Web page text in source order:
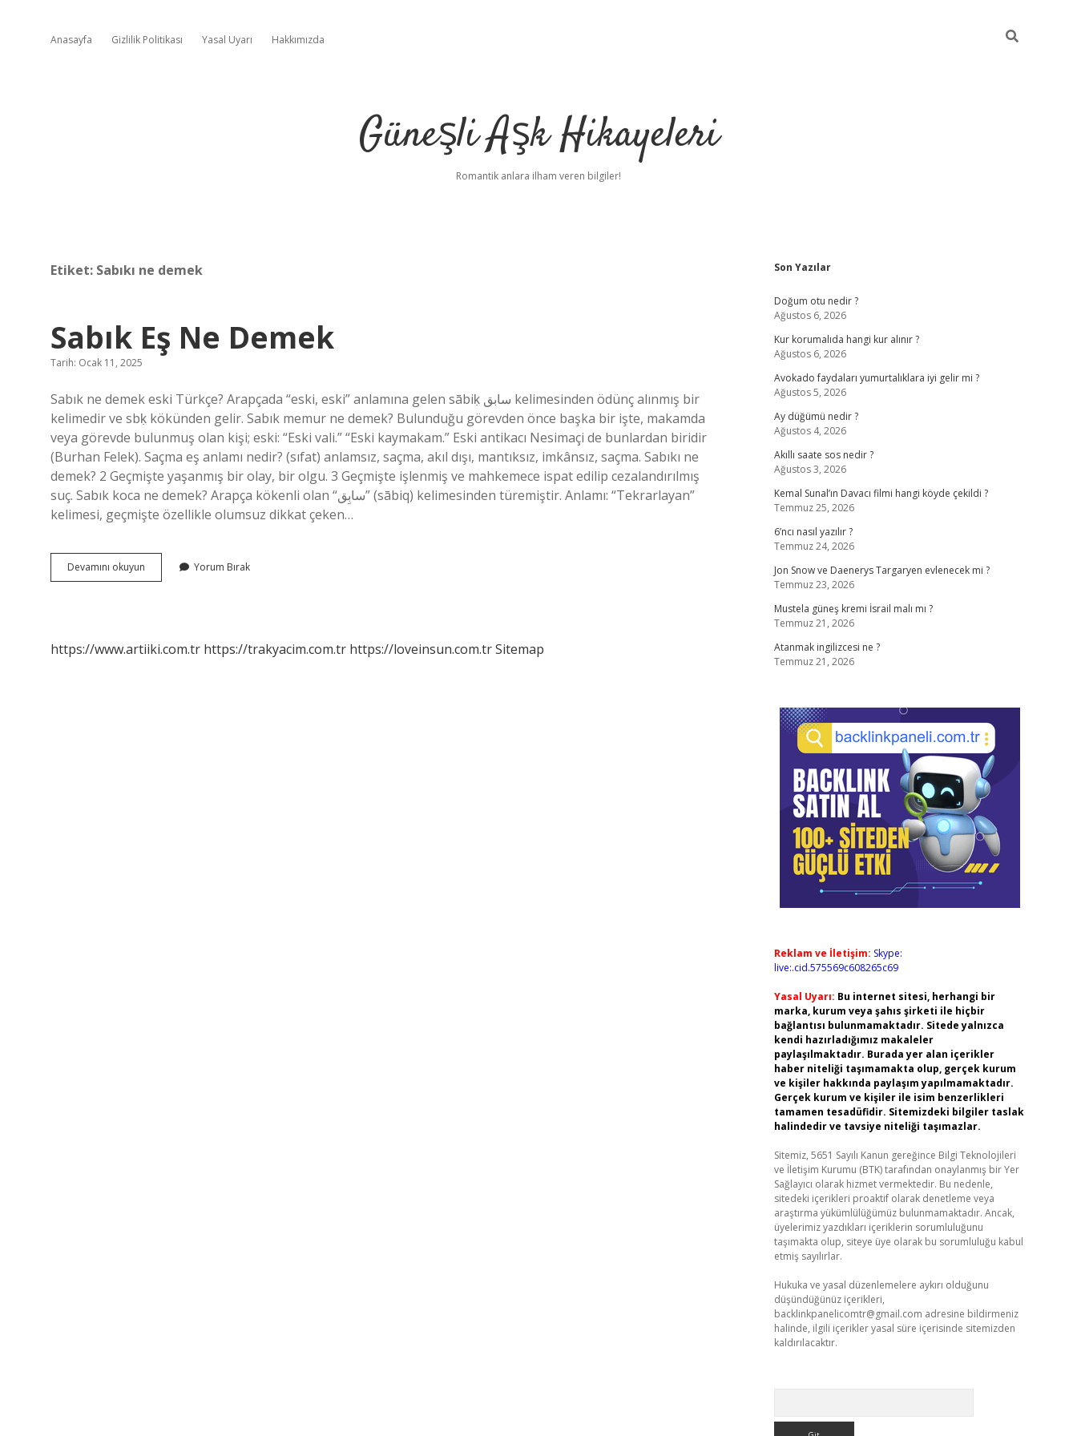
Anasayfa Gizlilik Politikası Yasal Uyarı Hakkımızda
Güneşli Aşk Hikayeleri
Romantik anlara ilham veren bilgiler!
Etiket: Sabıkı ne demek
Sabık Eş Ne Demek
Tarih: Ocak 11, 2025
Sabık ne demek eski Türkçe? Arapçada “eski, eski” anlamına gelen sābiḳ سابق kelimesinden ödünç alınmış bir
kelimedir ve sbḳ kökünden gelir. Sabık memur ne demek? Bulunduğu görevden önce başka bir işte, makamda
veya görevde bulunmuş olan kişi; eski: “Eski vali.” “Eski kaymakam.” Eski antikacı Nesimaçi de bunlardan biridir
(Burhan Felek). Saçma eş anlamı nedir? (sıfat) anlamsız, saçma, akıl dışı, mantıksız, imkânsız, saçma. Sabıkı ne
demek? 2 Geçmişte yaşanmış bir olay, bir olgu. 3 Geçmişte işlenmiş ve mahkemece ispat edilip cezalandırılmış
suç. Sabık koca ne demek? Arapça kökenli olan “سابِق” (sābiq) kelimesinden türemiştir. Anlamı: “Tekrarlayan”
kelimesi, geçmişte özellikle olumsuz dikkat çeken…
Devamını okuyun
Eş
Yorum Bırak
https://www.artiiki.com.tr https://trakyacim.com.tr https://loveinsun.com.trSitemap
Sidebar
Son Yazılar
Doğum otu nedir ?
Ağustos 6, 2026
Kur korumalıda hangi kur alınır ?
Ağustos 6, 2026
Avokado faydaları yumurtalıklara iyi gelir mi ?
Ağustos 5, 2026
Ay düğümü nedir ?
Ağustos 4, 2026
Akıllı saate sos nedir ?
Ağustos 3, 2026
Kemal Sunal’ın Davacı filmi hangi köyde çekildi ?
Temmuz 25, 2026
6’ncı nasıl yazılır ?
Temmuz 24, 2026
Jon Snow ve Daenerys Targaryen evlenecek mi ?
Temmuz 23, 2026
Mustela güneş kremi İsrail malı mı ?
Temmuz 21, 2026
Atanmak ingilizcesi ne ?
Temmuz 21, 2026
Reklam ve İletişim: Skype:
live:.cid.575569c608265c69
Yasal Uyarı: Bu internet sitesi, herhangi bir
marka, kurum veya şahıs şirketi ile hiçbir
bağlantısı bulunmamaktadır. Sitede yalnızca
kendi hazırladığımız makaleler
paylaşılmaktadır. Burada yer alan içerikler
haber niteliği taşımamakta olup, gerçek kurum
ve kişiler hakkında paylaşım yapılmamaktadır.
Gerçek kurum ve kişiler ile isim benzerlikleri
tamamen tesadüfidir. Sitemizdeki bilgiler taslak
halindedir ve tavsiye niteliği taşımazlar.
Sitemiz, 5651 Sayılı Kanun gereğince Bilgi Teknolojileri
ve İletişim Kurumu (BTK) tarafından onaylanmış bir Yer
Sağlayıcı olarak hizmet vermektedir. Bu nedenle,
sitedeki içerikleri proaktif olarak denetleme veya
araştırma yükümlülüğümüz bulunmamaktadır. Ancak,
üyelerimiz yazdıkları içeriklerin sorumluluğunu
taşımakta olup, siteye üye olarak bu sorumluluğu kabul
etmiş sayılırlar.
Hukuka ve yasal düzenlemelere aykırı olduğunu
düşündüğünüz içerikleri,
backlinkpanelicomtr@gmail.com adresine bildirmeniz
halinde, ilgili içerikler yasal süre içerisinde sitemizden
kaldırılacaktır.
betci